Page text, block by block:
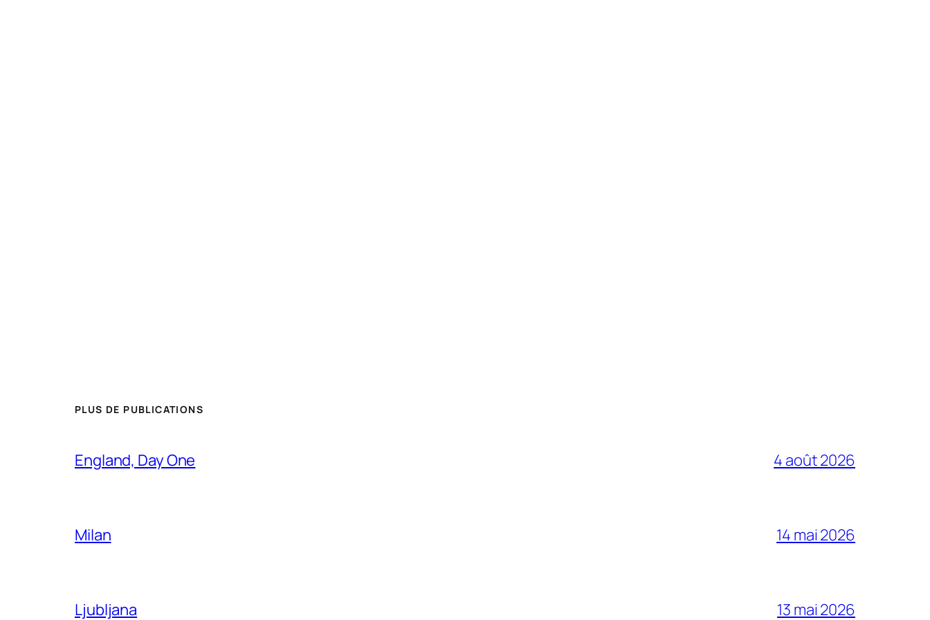
PLUS DE PUBLICATIONS
England, Day One 4 août 2026
Milan 14 mai 2026
Ljubljana 13 mai 2026